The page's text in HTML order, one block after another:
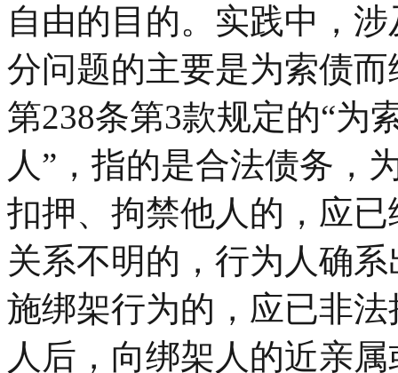
自由的目的。实践中，
分问题的主要是为索债
第238条第3款规定的“为
人”，指的是合法债务，
扣押、拘禁他人的，应
关系不明的，行为人确
施绑架行为的，应已非
人后，向绑架人的近亲